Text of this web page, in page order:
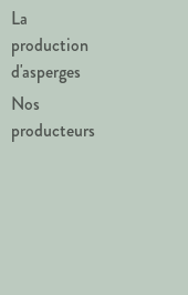
La
production
d'asperges
Nos
producteurs